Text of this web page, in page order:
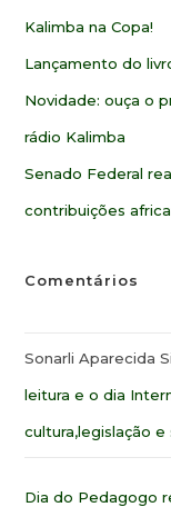
Kalimba na Copa!
Lançamento do
Novidade: ouça o
rádio Kalimba
Senado Federal
contribuições
Comentários
Sonarli Aparecida
leitura e o dia
cultura,legislação
Dia do Pedagogo